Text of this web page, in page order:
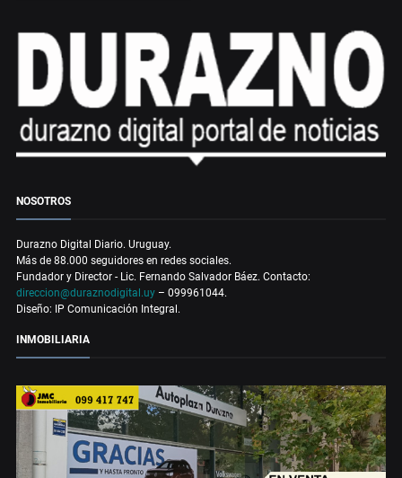
NOSOTROS
Durazno Digital Diario. Uruguay.
Más de 88.000 seguidores en redes sociales.
Fundador y Director - Lic. Fernando Salvador Báez. Contacto:
direccion@duraznodigital.uy – 099961044.
Diseño: IP Comunicación Integral.
INMOBILIARIA